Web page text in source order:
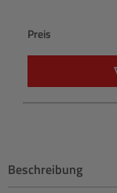
Preis
Beschreibung